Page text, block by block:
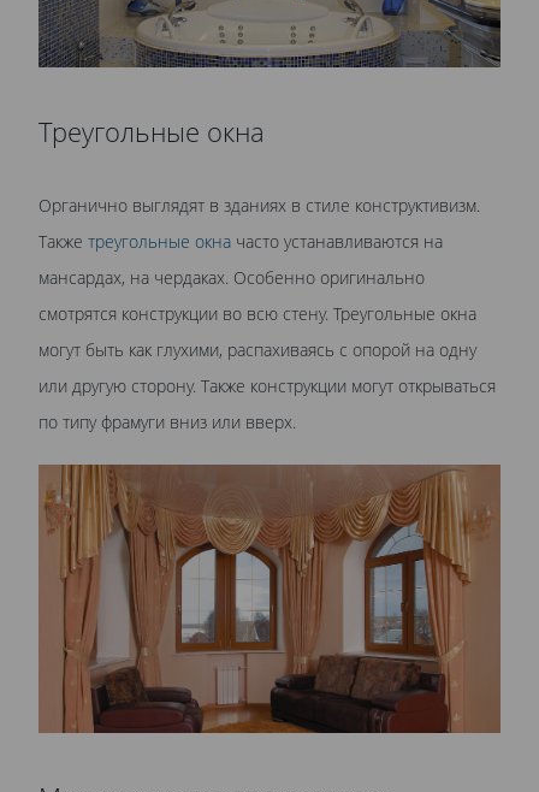
Треугольные окна
Органично выглядят в зданиях в стиле конструктивизм.
Также треугольные окна часто устанавливаются на
мансардах, на чердаках. Особенно оригинально
смотрятся конструкции во всю стену. Треугольные окна
могут быть как глухими, распахиваясь с опорой на одну
или другую сторону. Также конструкции могут открываться
по типу фрамуги вниз или вверх.